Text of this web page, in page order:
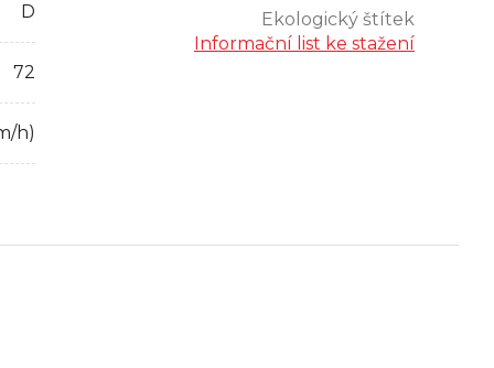
D
72
h)
Ekologický štítek
Informační list ke stažení